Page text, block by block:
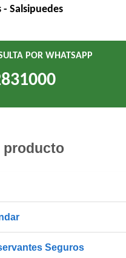
- Salsipuedes
POR WHATSAPP
producto
Seguros